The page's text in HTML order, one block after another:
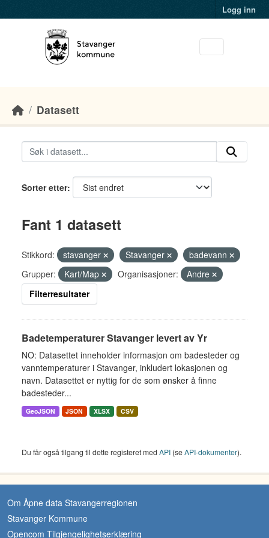
Logg inn
Datasett
Sorter etter
Fant 1 datasett
Stikkord: stavanger Stavanger
badevann
Grupper:
Kart/Map Organisasjoner:
Andre
Filterresultater
Badetemperaturer Stavanger levert av Yr
NO: Datasettet inneholder informasjon om badesteder og
vanntemperaturer i Stavanger, inkludert lokasjonen og
navn. Datasettet er nyttig for de som ønsker å finne
badesteder...
GeoJSON JSON XLSX CSV
Du får også tilgang til dette registeret med API (seAPI-dokumenter).
Om Åpne data Stavangerregionen
Stavanger Kommune
Opencom Tilgjengelighetserklæring